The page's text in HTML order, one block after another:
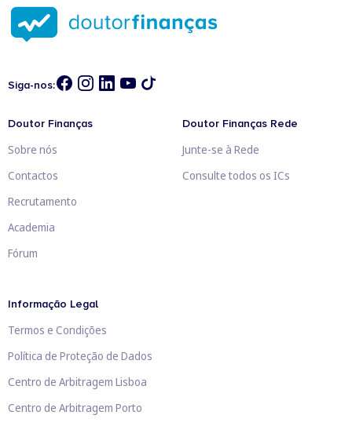
Siga-nos:
Doutor Finanças
Sobre nós
Contactos
Recrutamento
Academia
Fórum
Doutor Finanças Rede
Junte-se à Rede
Consulte todos os ICs
Informação Legal
Termos e Condições
Política de Proteção de Dados
Centro de Arbitragem Lisboa
Centro de Arbitragem Porto